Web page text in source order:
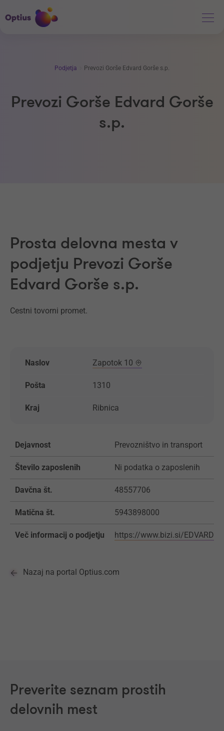
Podjetja Prevozi Gorše Edvard Gorše s.p.
Prevozi Gorše Edvard Gorše
s.p.
Prosta delovna mesta v
podjetju Prevozi Gorše
Edvard Gorše s.p.
Cestni tovorni promet.
Naslov Zapotok 10
Pošta 1310
Kraj Ribnica
Dejavnost Prevozništvo in transport
Število zaposlenih Ni podatka o zaposlenih
Davčna št. 48557706
Matična št. 5943898000
Več informacij o podjetju https://www.bizi.si/EDVARD-
Nazaj na portal Optius.com
Preverite seznam prostih
delovnih mest